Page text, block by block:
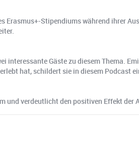
Stipendiums während ihrer
interessante Gäste zu diesem Thema.
hat, schildert sie in diesem Podcast
und verdeutlicht den positiven Effekt